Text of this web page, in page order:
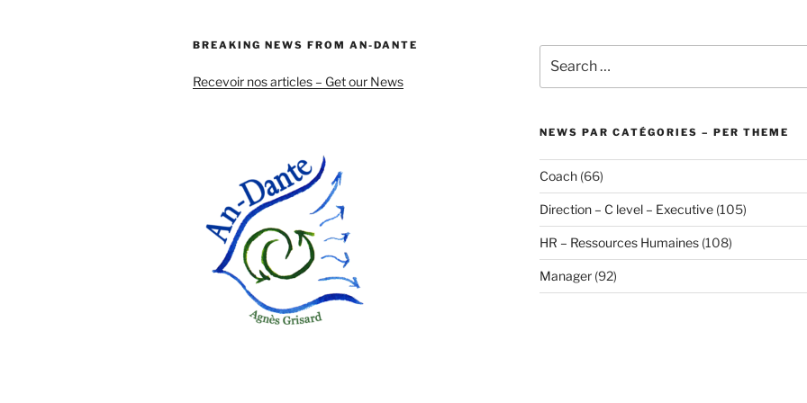
BREAKING NEWS FROM AN-DANTE
Recevoir nos articles – Get our News
for:
NEWS PAR CATÉGORIES – PER THEME
Coach(66)
Direction – C level – Executive(105)
HR – Ressources Humaines(108)
Manager(92)